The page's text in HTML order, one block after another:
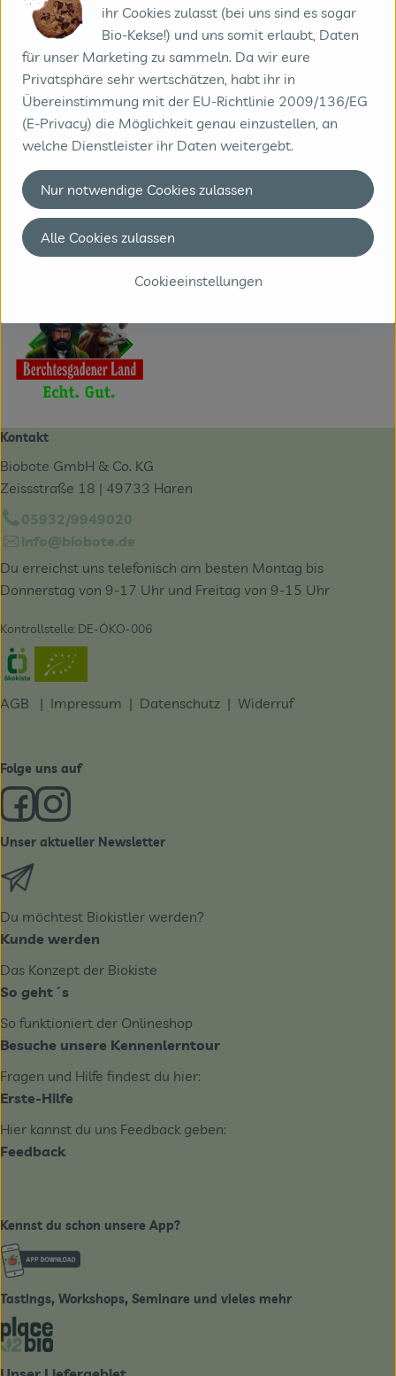
Deutschland
Milchwerke Berchtesgadener Land Chiemgau eG
Kontrollnummer D-BY-M-037-20037-B
zur WebSite
(Daten von Ecoinform)
Berchtesgadener Land Bio
Kontakt
Biobote GmbH & Co. KG
Zeissstraße 18 | 49733 Haren
05932/9949020
info@biobote.de
Du erreichst uns telefonisch am besten Montag bis
Donnerstag von 9-17 Uhr und Freitag von 9-15 Uhr
Kontrollstelle: DE-ÖKO-006
Externer Link zu https://www.oekokiste.de/
AGB | Impressum | Datenschutz | Widerruf
Folge uns auf
Externer Link zu https://www.facebook.com/derBiobote/
Externer Link zu https://www.instagram.com/
Unser aktueller Newsletter
Du möchtest Biokistler werden?
Kunde werden
Das Konzept der Biokiste
So geht´s
So funktioniert der Onlineshop
Besuche unsere Kennenlerntour
Fragen und Hilfe findest du hier:
Erste-Hilfe
Hier kannst du uns Feedback geben:
Feedback
Kennst du schon unsere App?
Externer Link zu https://www.biobote-
Tastings, Workshops, Seminare und vieles mehr
Externer Link zu https://place2bio.de/
ihr Cookies zulasst (bei uns sind es sogar
Bio-Kekse!) und uns somit erlaubt, Daten
für unser Marketing zu sammeln. Da wir eure
Privatsphäre sehr wertschätzen, habt ihr in
Übereinstimmung mit der EU-Richtlinie 2009/136/EG
(E-Privacy) die Möglichkeit genau einzustellen, an
welche Dienstleister ihr Daten weitergebt.
Cookieeinstellungen
Nur notwendige Cookies zulassen
Alle Cookies zulassen